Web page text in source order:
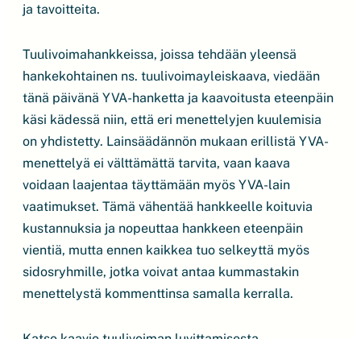
ja tavoitteita.
Tuulivoimahankkeissa, joissa tehdään yleensä
hankekohtainen ns. tuulivoimayleiskaava, viedään
tänä päivänä YVA-hanketta ja kaavoitusta eteenpäin
käsi kädessä niin, että eri menettelyjen kuulemisia
on yhdistetty. Lainsäädännön mukaan erillistä YVA-
menettelyä ei välttämättä tarvita, vaan kaava
voidaan laajentaa täyttämään myös YVA-lain
vaatimukset. Tämä vähentää hankkeelle koituvia
kustannuksia ja nopeuttaa hankkeen eteenpäin
vientiä, mutta ennen kaikkea tuo selkeyttä myös
sidosryhmille, jotka voivat antaa kummastakin
menettelystä kommenttinsa samalla kerralla.